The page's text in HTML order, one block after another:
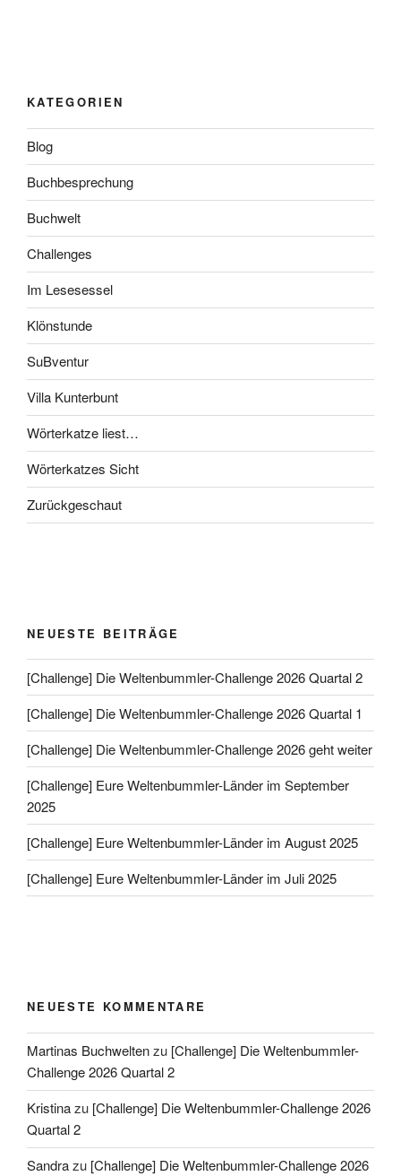
KATEGORIEN
Blog
Buchbesprechung
Buchwelt
Challenges
Im Lesesessel
Klönstunde
SuBventur
Villa Kunterbunt
Wörterkatze liest…
Wörterkatzes Sicht
Zurückgeschaut
NEUESTE BEITRÄGE
[Challenge] Die Weltenbummler-Challenge 2026 Quartal 2
[Challenge] Die Weltenbummler-Challenge 2026 Quartal 1
[Challenge] Die Weltenbummler-Challenge 2026 geht weiter
[Challenge] Eure Weltenbummler-Länder im September
2025
[Challenge] Eure Weltenbummler-Länder im August 2025
[Challenge] Eure Weltenbummler-Länder im Juli 2025
NEUESTE KOMMENTARE
Martinas Buchweltenzu [Challenge] Die Weltenbummler-
Challenge 2026 Quartal 2
Kristinazu [Challenge] Die Weltenbummler-Challenge 2026
Quartal 2
Sandrazu [Challenge] Die Weltenbummler-Challenge 2026